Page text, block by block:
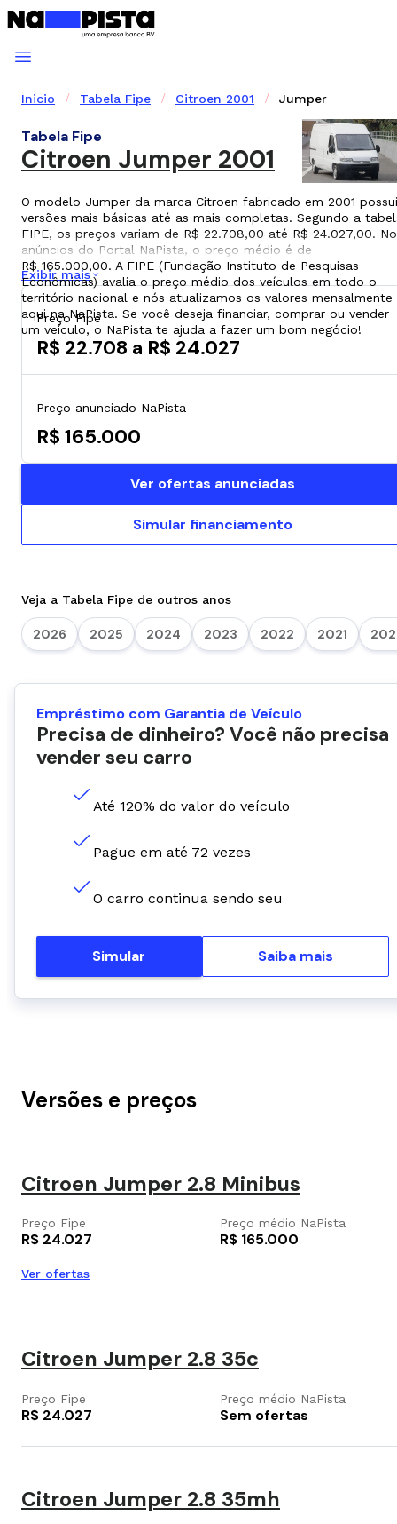
Inicio Tabela Fipe Citroen 2001 Jumper
Tabela Fipe
Citroen Jumper 2001
O modelo Jumper da marca Citroen fabricado em 2001 possui
versões mais básicas até as mais completas. Segundo a
FIPE, os preços variam de R$ 22.708,00 até R$ 24.027,00.
anúncios do Portal NaPista, o preço médio é de
R$ 165.000,00. A FIPE (Fundação Instituto de Pesquisas
Econômicas) avalia o preço médio dos veículos em todo o
território nacional e nós atualizamos os valores mensalmente
aqui na NaPista. Se você deseja financiar, comprar ou vender
um veículo, o NaPista te ajuda a fazer um bom negócio!
Exibir mais
Preço Fipe
R$ 22.708 a R$ 24.027
Preço anunciado NaPista
R$ 165.000
Ver ofertas anunciadas
Simular financiamento
Veja a Tabela Fipe de outros anos
2026 2025 2024 2023 2022 2021
Empréstimo com Garantia de Veículo
Precisa de dinheiro? Você não precisa
vender seu carro
Até 120% do valor do veículo
Pague em até 72 vezes
O carro continua sendo seu
Simular Saiba mais
Versões e preços
Citroen Jumper 2.8 Minibus
Preço Fipe
R$ 24.027
Preço médio NaPista
R$ 165.000
Ver ofertas
Citroen Jumper 2.8 35c
Preço Fipe
R$ 24.027
Preço médio NaPista
Sem ofertas
Citroen Jumper 2.8 35mh